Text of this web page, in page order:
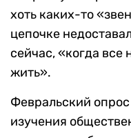
хоть каких-то
цепочке
сейчас, «когда
жить».
Февральский
изучения